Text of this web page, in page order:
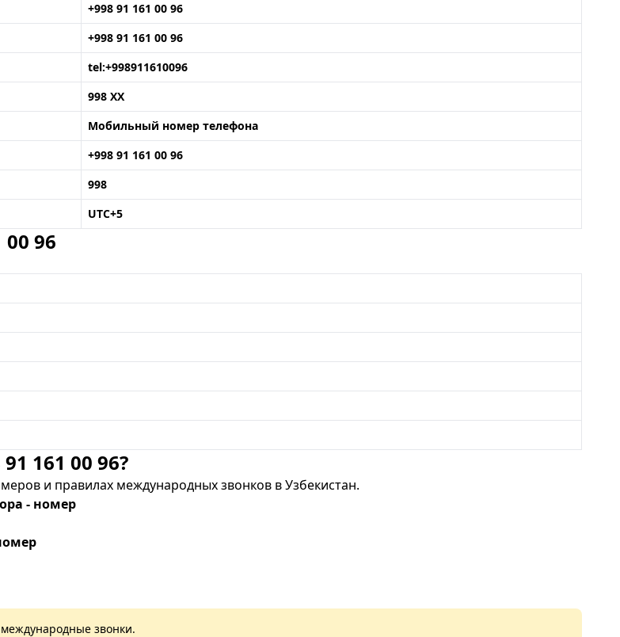
+998 91 161 00 96
+998 91 161 00 96
tel:+998911610096
998 XX
Мобильный номер телефона
+998 91 161 00 96
998
UTC+5
96
161 00 96?
и правилах международных звонков в Узбекистан.
- номер
звонки.